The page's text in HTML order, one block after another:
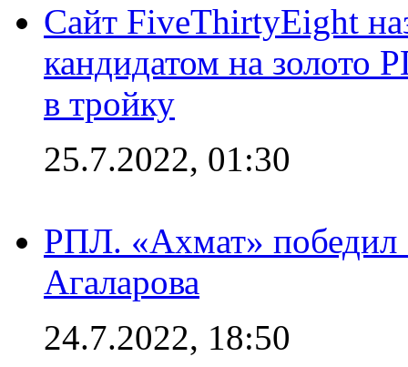
Сайт FiveThirtyEight
кандидатом на
в тройку
25.7.2022, 01:30
РПЛ. «Ахмат» победил
Агаларова
24.7.2022, 18:50